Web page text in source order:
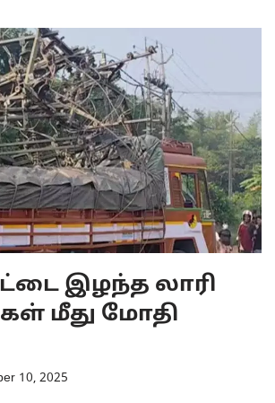
இழந்த லாரி
மீது மோதி
10, 2025